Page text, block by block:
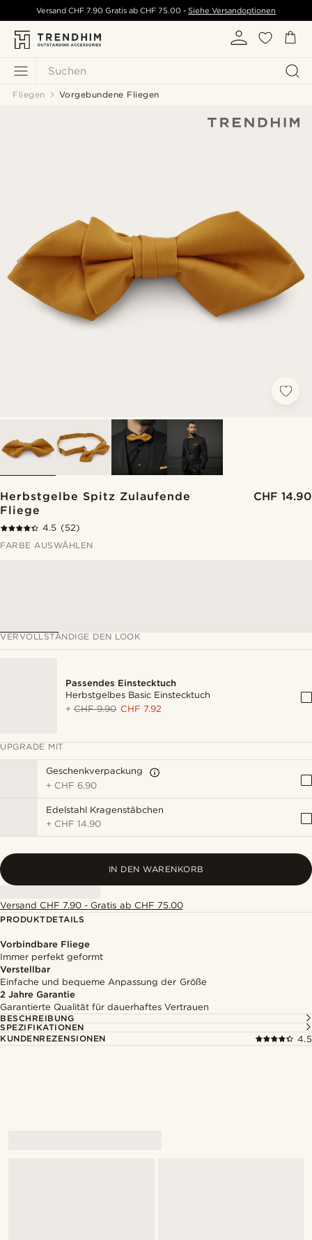
Suchen
Versand CHF 7.90 Gratis ab CHF 75.00 - Siehe Versandoptionen
Fliegen Vorgebundene Fliegen
Herbstgelbe Spitz Zulaufende
Fliege
CHF 14.90
4.5 (52)
FARBE AUSWÄHLEN
VERVOLLSTÄNDIGE DEN LOOK
Passendes Einstecktuch
Herbstgelbes Basic Einstecktuch
+CHF 9.90 CHF 7.92
UPGRADE MIT
Geschenkverpackung
+ CHF 6.90
Edelstahl Kragenstäbchen
+ CHF 14.90
IN DEN WARENKORB
Versand CHF 7.90 - Gratis ab CHF 75.00
PRODUKTDETAILS
Vorbindbare Fliege
Immer perfekt geformt
Verstellbar
Einfache und bequeme Anpassung der Größe
2 Jahre Garantie
Garantierte Qualität für dauerhaftes Vertrauen
BESCHREIBUNG
SPEZIFIKATIONEN
KUNDENREZENSIONEN
4.5